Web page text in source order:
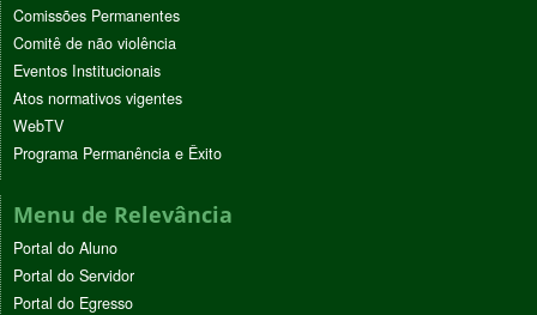
Comissões Permanentes
Comitê de não violência
Eventos Institucionais
Atos normativos vigentes
WebTV
Programa Permanência e Êxito
Menu de Relevância
Portal do Aluno
Portal do Servidor
Portal do Egresso